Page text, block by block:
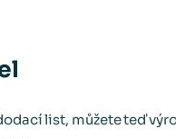
list, můžete teď